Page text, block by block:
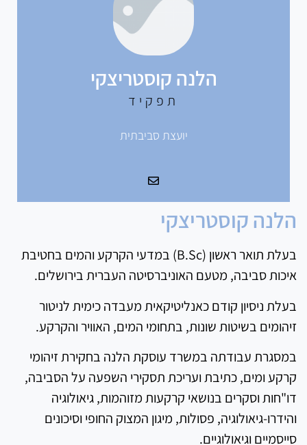
הלנה קוסטריצקי
תפקיד
יועצת סביבתית
הלנה קוסטריצקי
בעלת תואר ראשון (B.Sc) במדעי הקרקע והמים בחטיבת
איכות סביבה, מטעם האוניברסיטה העברית בירושלים.
בעלת ניסיון קודם כאנליטיקאית מעבדה כימית לניטור
זיהומים בשיטות שונות, בתחומי המים, האוויר והקרקע.
במסגרת עבודתה במשרד עוסקת הלנה בחקירת זיהומי
קרקע ומים, כתיבת ועריכת תסקירי השפעה על הסביבה,
דו"חות וסקרים בנושאי קרקעות מזוהמות, גיאולוגיה
והידרו-גיאולוגיה, פסולות, מיגון המצוק החופי וסיכונים
סייסמיים וגיאולוגיים.